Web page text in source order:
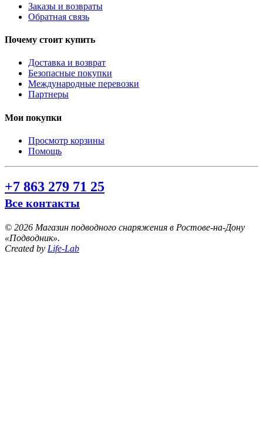
Заказы и возвраты
Обратная связь
Почему стоит купить
Доставка и возврат
Безопасные покупки
Международные перевозки
Партнеры
Мои покупки
Просмотр корзины
Помощь
+7 863 279 71 25
Все контакты
© 2026 Магазин подводного снаряжения в Ростове-на-Дону
«Подводник».
Created by Life-Lab